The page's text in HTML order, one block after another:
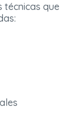
técnicas que